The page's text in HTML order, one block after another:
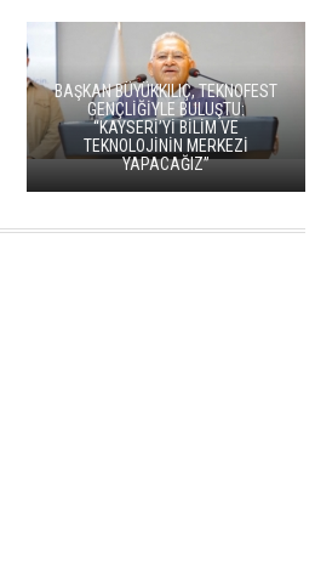
BAŞKAN BÜYÜKKILIÇ, TEKNOFEST
GENÇLİĞİYLE BULUŞTU:
“KAYSERİ’Yİ BİLİM VE
TEKNOLOJİNİN MERKEZİ
YAPACAĞIZ”
KAYSERI